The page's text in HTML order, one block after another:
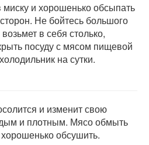
и хорошенько обсыпать
Не бойтесь большого
в себя столько,
посуду с мясом пищевой
на сутки.
и изменит свою
и плотным. Мясо обмыть
обсушить.